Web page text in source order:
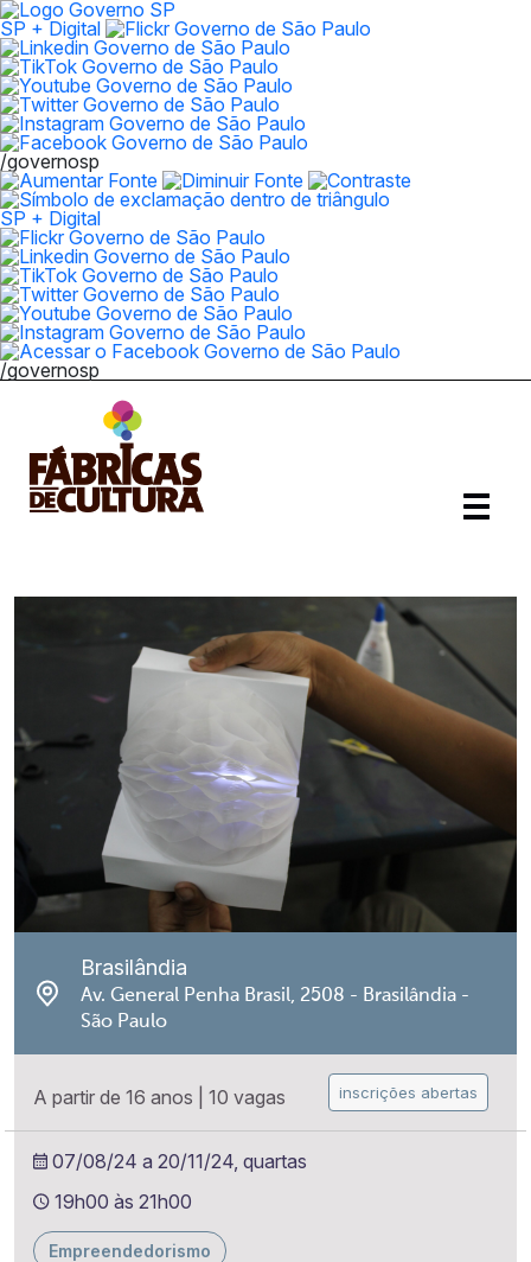
SP + Digital
/governosp
SP + Digital
/governosp
Brasilândia
Av. General Penha Brasil, 2508 - Brasilândia -
São Paulo
A partir de 16 anos 10 vagas inscrições abertas
07/08/24 a 20/11/24, quartas
19h00 às 21h00
Empreendedorismo